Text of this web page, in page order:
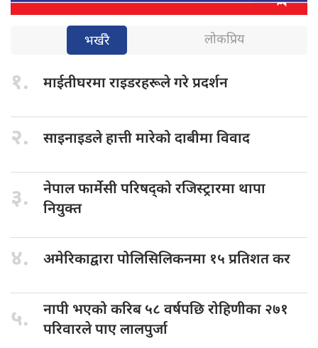
भर्खरै लोकप्रिय
१. माईतीघरमा राइडरहरूलेगरे प्रदर्शन
२. साइनाइडले हात्तीमारेको दाबीमा विवाद
३. नेपाल फार्मेसीपरिषद्को रजिस्ट्रारमा थापा
नियुक्त
४. अमेरिकाद्वारा पोलिसिलिकनमा १५ प्रतिशत कर
५. नापी भएकोकरिब ५८ वर्षपछि रोहिणीका २७१
परिवारले पाए लालपुर्जा